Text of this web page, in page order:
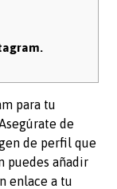
para tu
de
de perfil que
puedes añadir
enlace a tu